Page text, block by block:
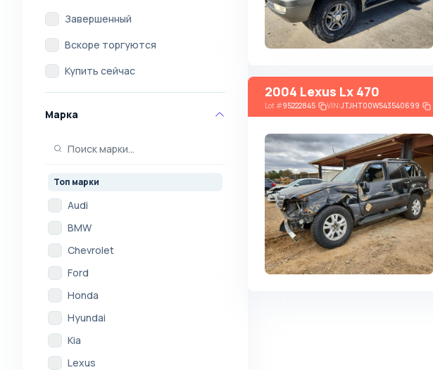
Завершенный
Вскоре торгуются
Купить сейчас
Марка
Топ марки
Audi
BMW
Chevrolet
Ford
Honda
Hyundai
Kia
Lexus
2004 Lexus Lx 470
Lot#95222845 VIN:JTJHT00W543540699